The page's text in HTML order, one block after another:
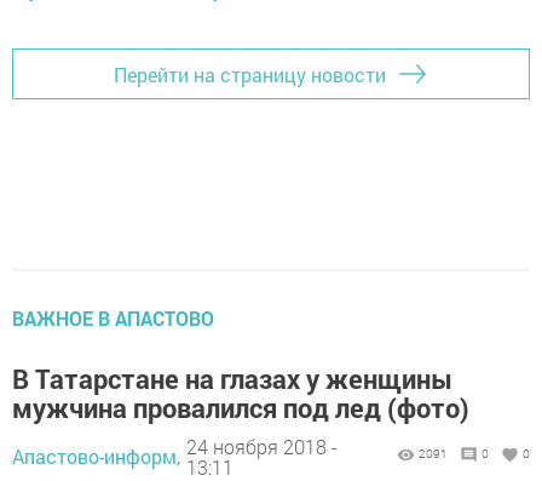
Перейти на страницу новости
ВАЖНОЕ В АПАСТОВО
В Татарстане на глазах у женщины
мужчина провалился под лед (фото)
Апастово-информ, 24 ноября 2018 -
13:11
2091 0 0